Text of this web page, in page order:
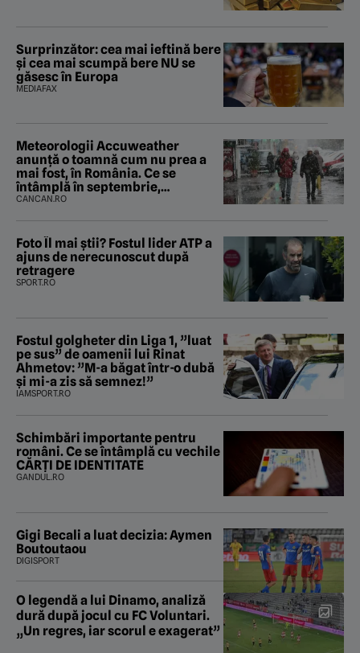
Surprinzător: cea mai ieftină bere
și cea mai scumpă bere NU se
găsesc în Europa
MEDIAFAX
Meteorologii Accuweather
anunță o toamnă cum nu prea a
mai fost, în România. Ce se
întâmplă în septembrie,
octombrie și noiembrie 2026, în
CANCAN.RO
Foto Îl mai știi? Fostul lider ATP a
ajuns de nerecunoscut după
retragere
SPORT.RO
Fostul golgheter din Liga 1, ”luat
pe sus” de oamenii lui Rinat
Ahmetov: ”M-a băgat într-o dubă
și mi-a zis să semnez!”
IAMSPORT.RO
Schimbări importante pentru
români. Ce se întâmplă cu vechile
CĂRȚI DE IDENTITATE
GANDUL.RO
Gigi Becali a luat decizia: Aymen
Boutoutaou
DIGISPORT
O legendă a lui Dinamo, analiză
dură după jocul cu FC Voluntari.
„Un regres, iar scorul e exagerat”